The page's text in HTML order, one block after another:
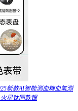
新款AI智能测血糖血氧测
星钛同款银